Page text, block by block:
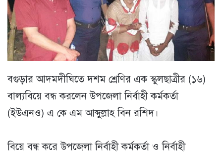
বগুড়ার আদমদীঘিতে দশম শ্রেণির এক স্কুলছাত্রীর (১৬)
বাল্যবিয়ে বন্ধ করলেন উপজেলা নির্বাহী কর্মকর্তা
(ইউএনও) এ কে এম আব্দুল্লাহ বিন রশিদ।
বিয়ে বন্ধ করে উপজেলা নির্বাহী কর্মকর্তা ও নির্বাহী